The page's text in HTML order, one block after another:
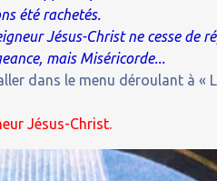
été rachetés.
Jésus-Christ ne cesse de
mais Miséricorde...
dans le menu déroulant à «
Jésus-Christ.